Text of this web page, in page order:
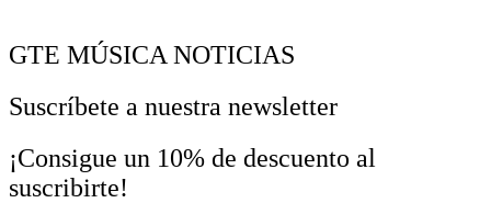
GTE MÚSICA NOTICIAS
Suscríbete a nuestra newsletter
¡Consigue un 10% de descuento al
suscribirte!